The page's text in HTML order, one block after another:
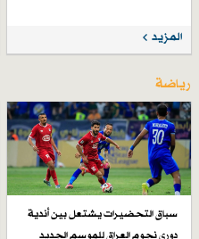
المزيد
رياضة
سباق التحضيرات يشتعل بين أندية
دوري نجوم العراق للموسم الجديد